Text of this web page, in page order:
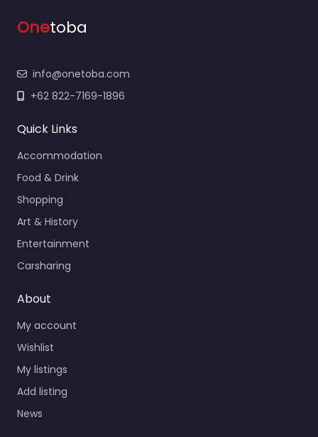
Onetoba
info@onetoba.com
+62 822-7169-1896
Quick Links
Accommodation
Food & Drink
Shopping
Art & History
Entertainment
Carsharing
About
My account
Wishlist
My listings
Add listing
News